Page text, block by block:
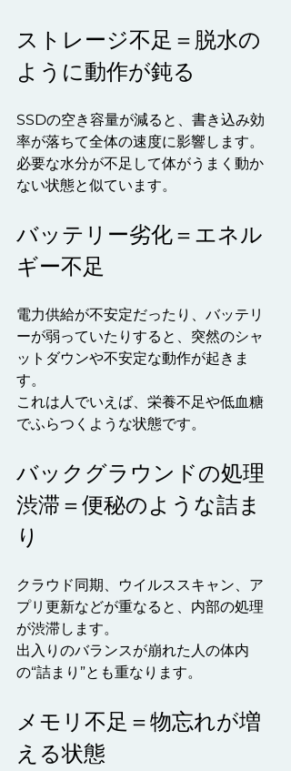
ストレージ不足＝脱水の
ように動作が鈍る
SSDの空き容量が減ると、書き込み効
率が落ちて全体の速度に影響します。
必要な水分が不足して体がうまく動か
ない状態と似ています。
バッテリー劣化＝エネル
ギー不足
電力供給が不安定だったり、バッテリ
ーが弱っていたりすると、突然のシャ
ットダウンや不安定な動作が起きま
す。
これは人でいえば、栄養不足や低血糖
でふらつくような状態です。
バックグラウンドの処理
渋滞＝便秘のような詰ま
り
クラウド同期、ウイルススキャン、ア
プリ更新などが重なると、内部の処理
が渋滞します。
出入りのバランスが崩れた人の体内
の“詰まり”とも重なります。
メモリ不足＝物忘れが増
える状態